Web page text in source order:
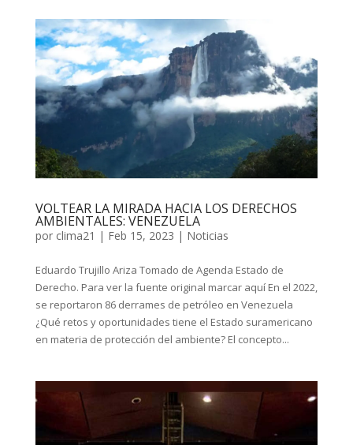
VOLTEAR LA MIRADA HACIA LOS DERECHOS
AMBIENTALES: VENEZUELA
por clima21 | Feb 15, 2023 | Noticias
Eduardo Trujillo Ariza Tomado de Agenda Estado de
Derecho. Para ver la fuente original marcar aquí En el 2022,
se reportaron 86 derrames de petróleo en Venezuela
¿Qué retos y oportunidades tiene el Estado suramericano
en materia de protección del ambiente? El concepto...